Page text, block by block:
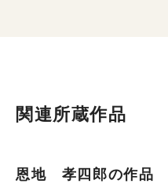
関連所蔵作品
恩地 孝四郎の作品